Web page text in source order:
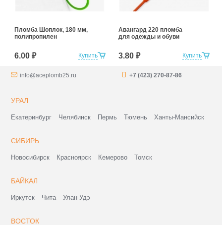
Купить
Пломба Шоплок, 180 мм,
полипропилен
6.00 ₽ Купить
Авангард 220 пломба
для одежды и обуви
3.80 ₽
info@aceplomb25.ru +7 (423) 270-87-86
УРАЛ
Екатеринбург Челябинск Пермь Тюмень Ханты-Мансийск
СИБИРЬ
Новосибирск Красноярск Кемерово Томск
БАЙКАЛ
Иркутск Чита Улан-Удэ
ВОСТОК